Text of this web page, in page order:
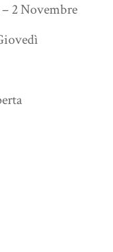
2 Novembre